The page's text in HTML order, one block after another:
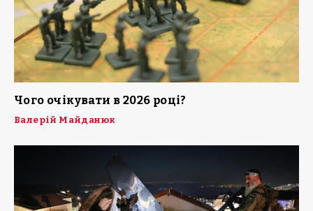
Чого очікувати в 2026 році?
Валерій Майданюк